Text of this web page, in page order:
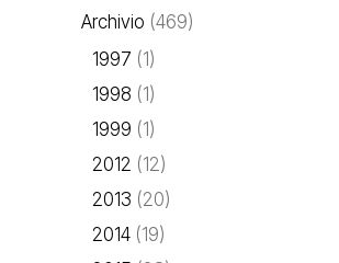
Archivio (469)
1997 (1)
1998 (1)
1999 (1)
2012 (12)
2013 (20)
2014 (19)